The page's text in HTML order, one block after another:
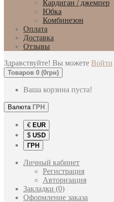
Кардиган / джемпер
Юбка
Комбинезон
Оплата
Доставка
Отзывы
Здравствуйте! Вы можете Войти
Товаров 0 (0грн)
Ваша корзина пуста!
Валюта ГРН
€ EUR
$ USD
ГРН
Личный кабинет
Регистрация
Авторизация
Закладки (0)
Оформление заказа